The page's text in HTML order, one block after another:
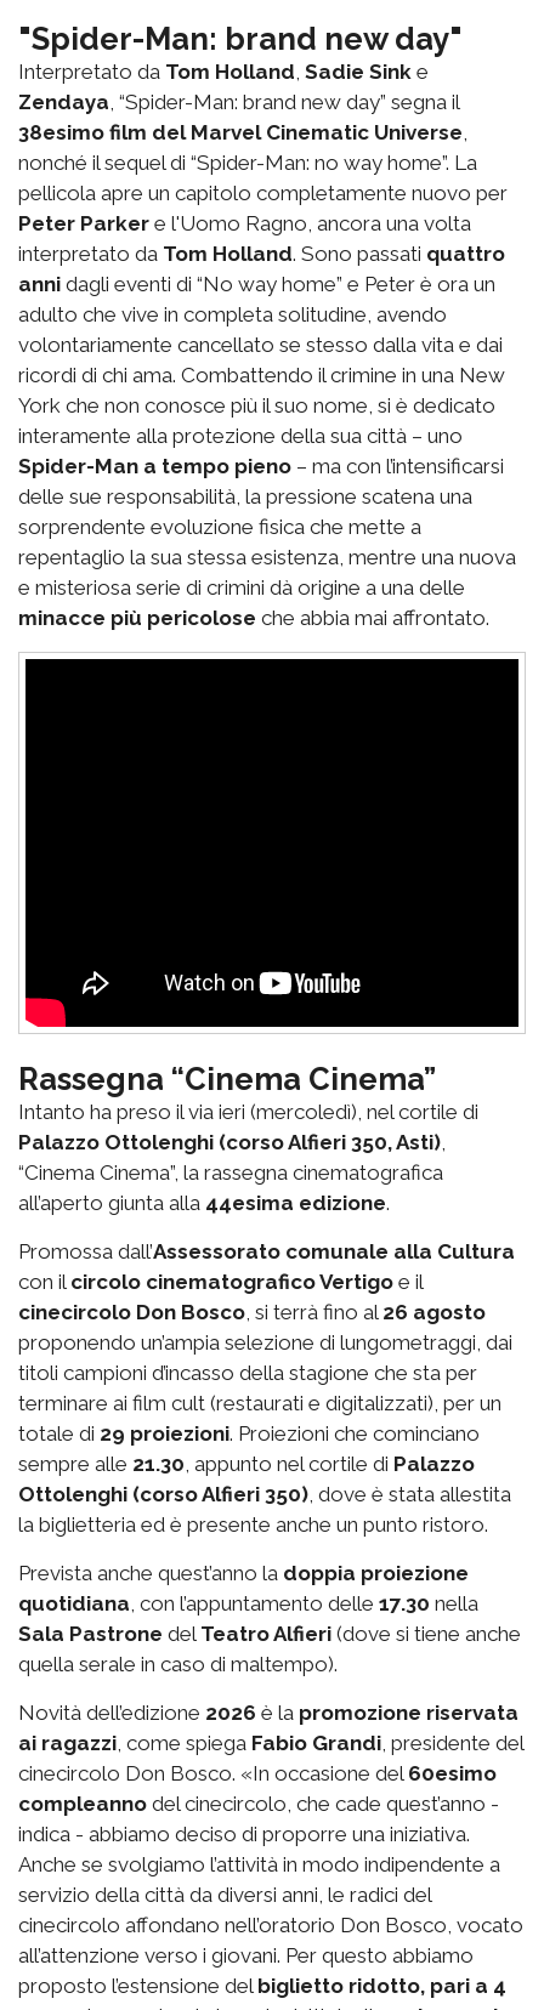
"Spider-Man: brand new day"
Interpretato da Tom Holland Sadie Sink e
Zendaya , “Spider-Man: brand new day” segna il
38esimo film del Marvel Cinematic Universe
nonché il sequel di “Spider-Man: no way home”. La
pellicola apre un capitolo completamente nuovo per
Peter Parker e l'Uomo Ragno, ancora una volta
interpretato da Tom Holland. Sono passati quattro
anni dagli eventi di “No way home” e Peter è ora un
adulto che vive in completa solitudine, avendo
volontariamente cancellato se stesso dalla vita e dai
ricordi di chi ama. Combattendo il crimine in una New
York che non conosce più il suo nome, si è dedicato
interamente alla protezione della sua città – uno
Spider-Man a tempo pieno – ma con l’intensificarsi
delle sue responsabilità, la pressione scatena una
sorprendente evoluzione fisica che mette a
repentaglio la sua stessa esistenza, mentre una nuova
e misteriosa serie di crimini dà origine a una delle
minacce più pericolose che abbia mai affrontato.
Rassegna “Cinema Cinema”
Intanto ha preso il via ieri (mercoledì), nel cortile di
Palazzo Ottolenghi (corso Alfieri 350, Asti)
“Cinema Cinema”, la rassegna cinematografica
all’aperto giunta alla 44esima edizione.
Promossa dall’Assessorato comunale alla Cultura
con il circolo cinematografico Vertigo e il
cinecircolo Don Bosco , si terrà fino al 26 agosto
proponendo un’ampia selezione di lungometraggi, dai
titoli campioni d’incasso della stagione che sta per
terminare ai film cult (restaurati e digitalizzati), per un
totale di 29 proiezioni. Proiezioni che cominciano
sempre alle 21.30 , appunto nel cortile di Palazzo
Ottolenghi (corso Alfieri 350) , dove è stata allestita
la biglietteria ed è presente anche un punto ristoro.
Prevista anche quest’anno la doppia proiezione
quotidiana , con l’appuntamento delle 17.30 nella
Sala Pastrone del Teatro Alfieri (dove si tiene anche
quella serale in caso di maltempo).
Novità dell’edizione 2026 è la promozione riservata
ai ragazzi , come spiega Fabio Grandi , presidente del
cinecircolo Don Bosco. «In occasione del 60esimo
compleanno del cinecircolo, che cade quest’anno -
indica - abbiamo deciso di proporre una iniziativa.
Anche se svolgiamo l’attività in modo indipendente a
servizio della città da diversi anni, le radici del
cinecircolo affondano nell’oratorio Don Bosco, vocato
all’attenzione verso i giovani. Per questo abbiamo
proposto l’estensione del biglietto ridotto, pari a 4